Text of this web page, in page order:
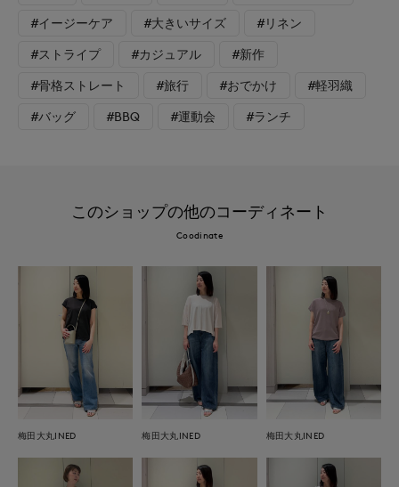
#イージーケア #大きいサイズ #リネン
#ストライプ #カジュアル #新作
#骨格ストレート #旅行 #おでかけ #軽羽織
#バッグ #BBQ #運動会 #ランチ
このショップの他のコーディネート
Coodinate
梅田大丸INED 梅田大丸INED 梅田大丸INED